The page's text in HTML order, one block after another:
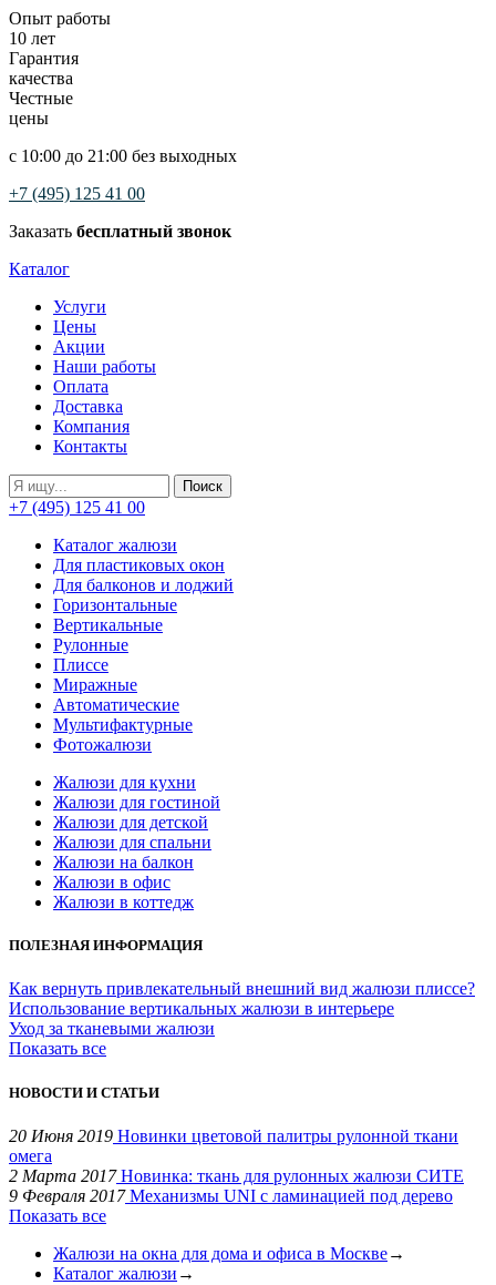
Опыт работы
10 лет
Гарантия
качества
Честные
цены
с 10:00 до 21:00 без выходных
+7 (495) 125 41 00
Заказать бесплатный звонок
Каталог
Услуги
Цены
Акции
Наши работы
Оплата
Доставка
Компания
Контакты
+7 (495) 125 41 00
Каталог жалюзи
Для пластиковых окон
Для балконов и лоджий
Горизонтальные
Вертикальные
Рулонные
Плиссе
Миражные
Автоматические
Мультифактурные
Фотожалюзи
Жалюзи для кухни
Жалюзи для гостиной
Жалюзи для детской
Жалюзи для спальни
Жалюзи на балкон
Жалюзи в офис
Жалюзи в коттедж
ПОЛЕЗНАЯ ИНФОРМАЦИЯ
Как вернуть привлекательный внешний вид жалюзи плиссе?
Использование вертикальных жалюзи в интерьере
Уход за тканевыми жалюзи
Показать все
НОВОСТИ И СТАТЬИ
20 Июня 2019 Новинки цветовой палитры рулонной ткани
омега
2 Марта 2017Новинка: ткань для рулонных жалюзи СИТЕ
9 Февраля 2017Механизмы UNI с ламинацией под дерево
Показать все
Жалюзи на окна для дома и офиса в Москве→
Каталог жалюзи →